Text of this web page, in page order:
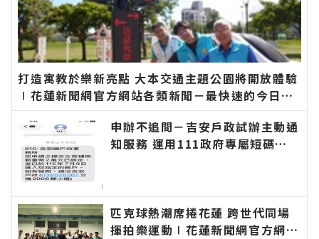
打造寓教於樂新亮點 大本交通主題公園將開放體驗
∣花蓮新聞網官方網站各類新聞－最快速的今日新
聞報導 最新的在地資訊！
申辦不追問－吉安戶政試辦主動通
知服務 運用111政府專屬短碼簡
的今日新聞報導 最新的在地資
訊！
匹克球熱潮席捲花蓮 跨世代同場
揮拍樂運動∣花蓮新聞網官方網站